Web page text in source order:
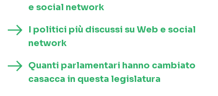
e social network
I politici più discussi su Web e social
network
Quanti parlamentari hanno cambiato
casacca in questa legislatura